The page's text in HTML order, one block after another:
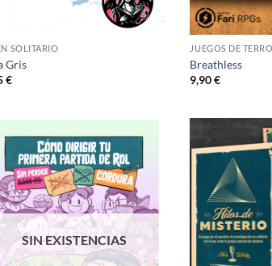
SOLITARIO
Gris
€
JUEGOS DE
Breathless
9,90€
Añadir
a la
lista de
deseos
SIN EXISTENCIAS